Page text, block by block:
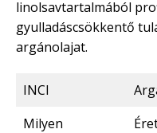
linolsavtartalmából
gyulladáscsökkentő
argánolajat.
INCI
Milyen